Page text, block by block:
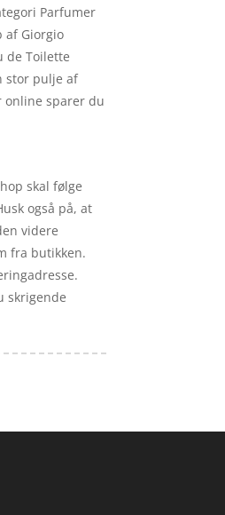
Parfumer
af Giorgio
de Toilette
stor pulje af
online sparer du
skal følge
også på, at
videre
fra butikken.
skrigende